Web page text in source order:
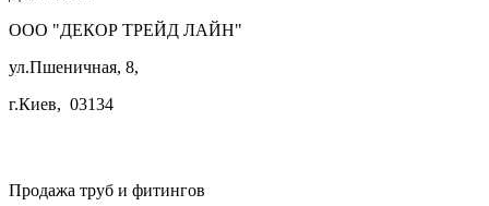
ООО "ДЕКОР ТРЕЙД ЛАЙН"
ул.Пшеничная, 8,
г.Киев, 03134
Продажа труб и фитингов